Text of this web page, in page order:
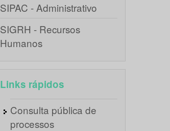
SIPAC - Administrativo
SIGRH - Recursos
Humanos
Links rápidos
Consulta pública de
processos